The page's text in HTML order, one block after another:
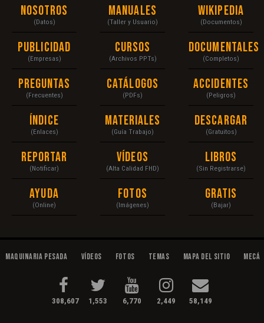
Nosotros
(Datos)
Publicidad
(Empresas)
Preguntas
(Frecuentes)
Índice
(Enlaces)
Reportar
(Notificar)
Ayuda
(Online)
Manuales
(Taller y Usuario)
Cursos
(Archivos PPTs)
Catálogos
(PDFs)
Materiales
(Guía Trabajo)
Vídeos
(Alta Calidad FHD)
Fotos
(Imágenes)
Wikipedia
(Documentos)
Documentales
(Completos)
Accidentes
(Peligros)
Descargar
(Gratuitos)
Libros
(Sin Registrarse)
Gratis
(Bajar)
Maquinaria Pesada Vídeos Fotos Temas Mapa del Sitio
308,607 1,553 6,770 2,449 58,149